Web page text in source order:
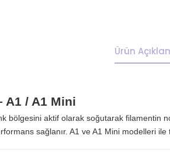
Ürün
A1 / A1 Mini
bölgesini aktif olarak soğutarak filamentin
sağlanır. A1 ve A1 Mini modelleri ile